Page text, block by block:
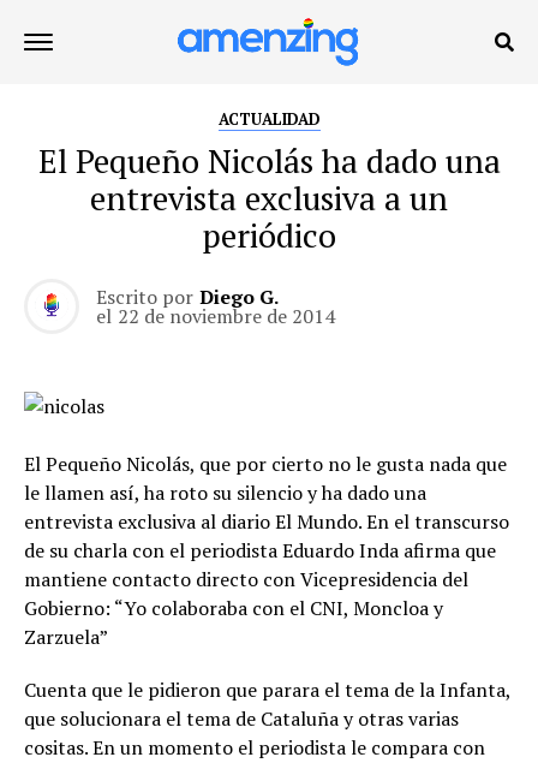
ACTUALIDAD
El Pequeño Nicolás ha dado una
entrevista exclusiva a un
periódico
Escrito por Diego G.
el 22 de noviembre de 2014
El Pequeño Nicolás, que por cierto no le gusta nada que
le llamen así, ha roto su silencio y ha dado una
entrevista exclusiva al diario El Mundo. En el transcurso
de su charla con el periodista Eduardo Inda afirma que
mantiene contacto directo con Vicepresidencia del
Gobierno: “Yo colaboraba con el CNI, Moncloa y
Zarzuela”
Cuenta que le pidieron que parara el tema de la Infanta,
que solucionara el tema de Cataluña y otras varias
cositas. En un momento el periodista le compara con